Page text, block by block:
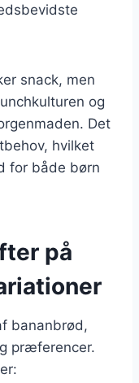
snack, men
og
Det
hvilket
for både børn
på
bananbrød,
præferencer.